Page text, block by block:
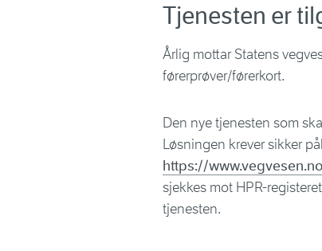
Tjenesten er
Årlig mottar Statens
førerprøver/førerkort.
Den nye tjenesten som
Løsningen krever sikker
https://
sjekkes mot HPR-
tjenesten.